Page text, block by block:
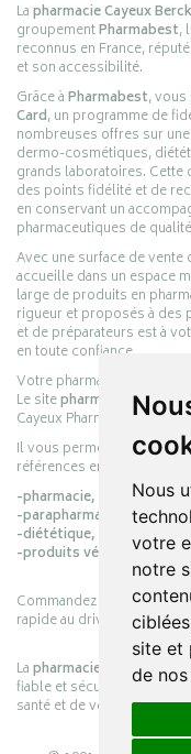
Nous
votre
notre
site et
de
Lapharmacie Cayeux
groupementPharmabest,
reconnus en France,
et son accessibilité.
Grâce àPharmabest,
Card, un programme de
nombreuses offres sur
dermo-cosmétiques,
grands laboratoires. Cette
des points fidélité et de
en conservant un
pharmaceutiques de
Avec une surface de vente
accueille dans un espace
large de produits en
rigueur et proposés à des
et de préparateurs est à
en toute confiance.
Votre pharmacie en ligne :
Le sitepharmacie-
Cayeux Pharmabest
Il vous permet de réaliser
références en :
-pharmacie,
-parapharmacie,
-diététique,
-produits vétérinaires.
Commandez simplement
rapide au drive ou la
Lapharmacie Cayeux
fiable et sécurisée, en
santé et de votre bien-être.